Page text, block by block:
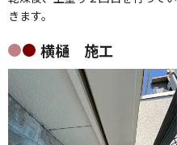
きます。
横樋 施工